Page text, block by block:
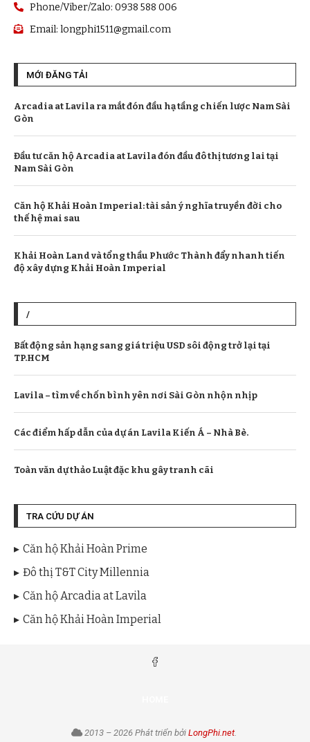
Phone/Viber/Zalo: 0938 588 006
Email: longphi1511@gmail.com
MỚI ĐĂNG TẢI
Arcadia at Lavila ra mắt đón đầu hạ tầng chiến lược Nam Sài
Gòn
Đầu tư căn hộ Arcadia at Lavila đón đầu đô thị tương lai tại
Nam Sài Gòn
Căn hộ Khải Hoàn Imperial: tài sản ý nghĩa truyền đời cho
thế hệ mai sau
Khải Hoàn Land và tổng thầu Phước Thành đẩy nhanh tiến
độ xây dựng Khải Hoàn Imperial
/
Bất động sản hạng sang giá triệu USD sôi động trở lại tại
TP.HCM
Lavila – tìm về chốn bình yên nơi Sài Gòn nhộn nhịp
Các điểm hấp dẫn của dự án Lavila Kiến Á – Nhà Bè.
Toàn văn dự thảo Luật đặc khu gây tranh cãi
TRA CỨU DỰ ÁN
Căn hộ Khải Hoàn Prime
Đô thị T&T City Millennia
Căn hộ Arcadia at Lavila
Căn hộ Khải Hoàn Imperial
2013 – 2026 Phát triển bởi LongPhi.net.